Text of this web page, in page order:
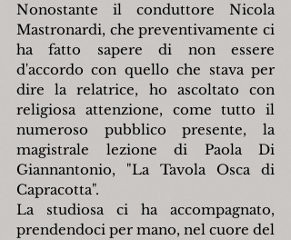
Nonostante il conduttore Nicola
Mastronardi, che preventivamente ci
ha fatto sapere di non essere
d'accordo con quello che stava per
dire la relatrice, ho ascoltato con
religiosa attenzione, come tutto il
numeroso pubblico presente, la
magistrale lezione di Paola Di
Giannantonio, "La Tavola Osca di
Capracotta".
La studiosa ci ha accompagnato,
prendendoci per mano, nel cuore del